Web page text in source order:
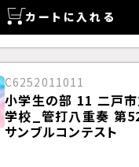
カートに入れる
C6252011011
小学生の部 11 二戸
学校_管打八重奏 第
サンブルコンテスト